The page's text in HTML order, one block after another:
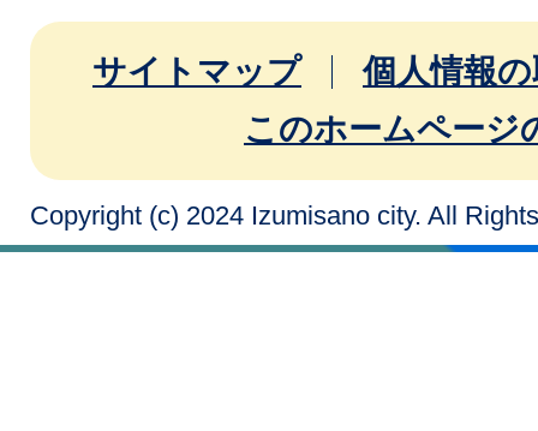
サイトマップ
個人情報
このホームページ
Copyright (c) 2024 Izumisano city. All